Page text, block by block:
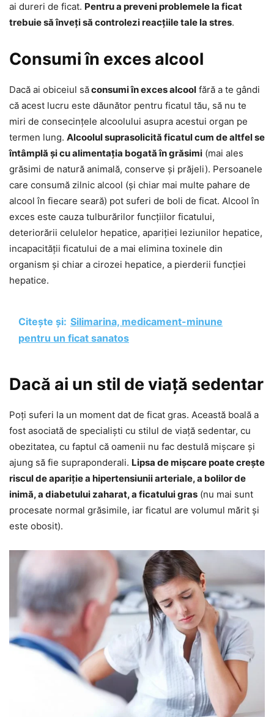
ai dureri de ficat. Pentru a preveni problemele la ficat
trebuie să înveți să controlezi reacțiile tale la stres.
Consumi în exces alcool
Dacă ai obiceiul săconsumi în exces alcool fără a te gândi
că acest lucru este dăunător pentru ficatul tău, să nu te
miri de consecințele alcoolului asupra acestui organ pe
termen lung. Alcoolul suprasolicită ficatul cum de altfel se
întâmplă și cu alimentația bogată în grăsimi (mai ales
grăsimi de natură animală, conserve și prăjeli). Persoanele
care consumă zilnic alcool (și chiar mai multe pahare de
alcool în fiecare seară) pot suferi de boli de ficat. Alcool în
exces este cauza tulburărilor funcțiilor ficatului,
deteriorării celulelor hepatice, apariției leziunilor hepatice,
incapacității ficatului de a mai elimina toxinele din
organism și chiar a cirozei hepatice, a pierderii funcției
hepatice.
Citește și: Silimarina, medicament-minune
pentru un ficat sanatos
Dacă ai un stil de viață sedentar
Poți suferi la un moment dat de ficat gras. Această boală a
fost asociată de specialiști cu stilul de viață sedentar, cu
obezitatea, cu faptul că oamenii nu fac destulă mișcare și
ajung să fie supraponderali. Lipsa de mișcare poate crește
riscul de apariție a hipertensiunii arteriale, a bolilor de
inimă, a diabetului zaharat, a ficatului gras (nu mai sunt
procesate normal grăsimile, iar ficatul are volumul mărit și
este obosit).